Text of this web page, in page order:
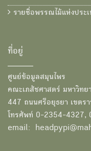
รายชื่อพรรณไม้แห่งประ
ที่อยู่
ศูนย์ข้อมูลสมุนไพร
คณะเภสัชศาสตร์ มหาวิทย
447 ถนนศรีอยุธยา เขตร
โทรศัพท์ 0-2354-4327,
email: